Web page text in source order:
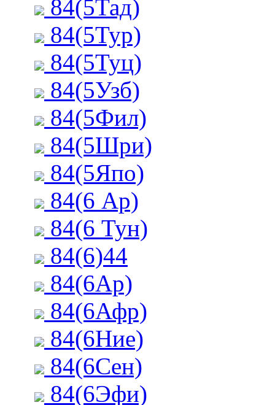
84(5Тад)
84(5Тур)
84(5Туц)
84(5Узб)
84(5Фил)
84(5Шри)
84(5Япо)
84(6 Ар)
84(6 Тун)
84(6)44
84(6Ар)
84(6Афр)
84(6Ние)
84(6Сен)
84(6Эфи)